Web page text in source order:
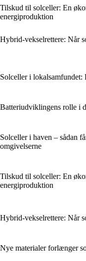
Tilskud til solceller: En
energiproduktion
Hybrid-vekselrettere: Når
Solceller i
Batteriudviklingens rolle i
Solceller i haven – sådan
omgivelserne
Tilskud til solceller: En
energiproduktion
Hybrid-vekselrettere: Når
Nye materialer forlænger